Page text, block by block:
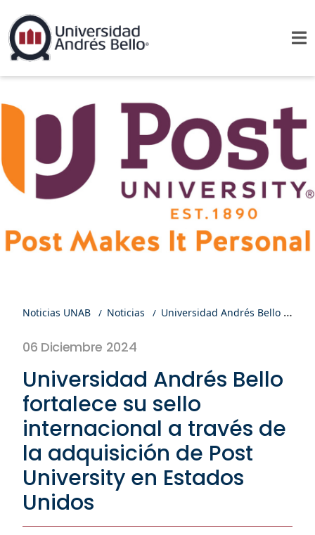
Noticias UNAB Noticias Universidad Andrés Bello fortalece su sello internacional a través de la adquisición de Post University en Estados Unidos
06 Diciembre 2024
Universidad Andrés Bello
fortalece su sello
internacional a través de
la adquisición de Post
University en Estados
Unidos